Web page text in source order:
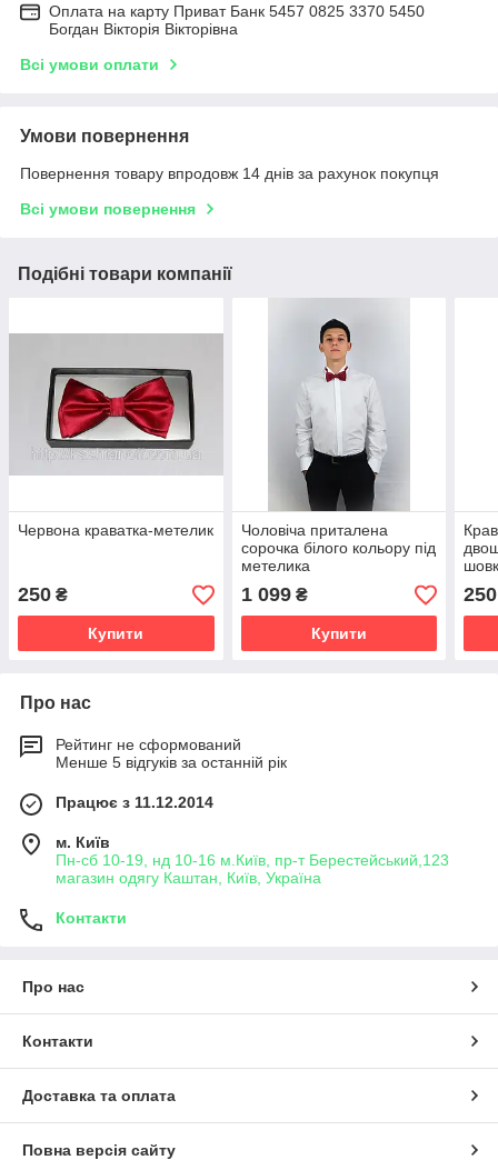
Оплата на карту Приват Банк 5457 0825 3370 5450
Богдан Вікторія Вікторівна
Всі умови оплати
Умови повернення
Повернення товару впродовж 14 днів за рахунок покупця
Всі умови повернення
Подібні товари компанії
Червона краватка-метелик
250 ₴
Купити
Чоловіча приталена
сорочка білого кольору під
метелика
1 099₴
Купити
250
Про нас
Рейтинг не сформований
Менше 5 відгуків за останній рік
Працює з 11.12.2014
м. Київ
Пн-сб 10-19, нд 10-16 м.Київ, пр-т Берестейський,123
магазин одягу Каштан, Київ, Україна
Контакти
Про нас
Контакти
Доставка та оплата
Повна версія сайту